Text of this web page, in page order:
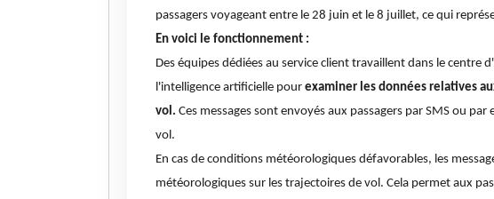
passagers voyageant entre le 28 juin et le 8 juillet, ce qui
En voici le fonctionnement :
Des équipes dédiées au service client travaillent dans le
l'intelligence artificielle pour examiner les données relatives
vol. Ces messages sont envoyés aux passagers par SMS ou
vol.
En cas de conditions météorologiques défavorables, les
météorologiques sur les trajectoires de vol. Cela permet aux